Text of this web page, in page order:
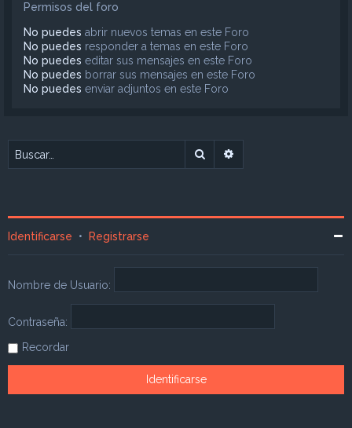
Permisos del foro
No puedes abrir nuevos temas en este Foro
No puedes responder a temas en este Foro
No puedes editar sus mensajes en este Foro
No puedes borrar sus mensajes en este Foro
No puedes enviar adjuntos en este Foro
Buscar
Identificarse • Registrarse
Nombre de Usuario:
Contraseña:
Recordar